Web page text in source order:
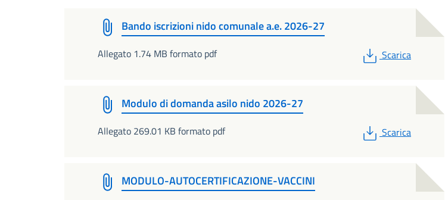
Bando iscrizioni nido comunale a.e. 2026-27
Allegato 1.74 MB formato pdf PDF
Scarica
Modulo di domanda asilo nido 2026-27
Allegato 269.01 KB formato pdf PDF
Scarica
MODULO-AUTOCERTIFICAZIONE-VACCINI